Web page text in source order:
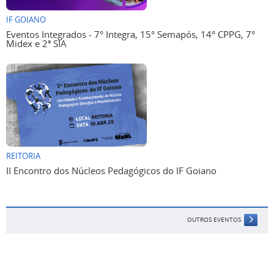
IF GOIANO
Eventos Integrados - 7° Integra, 15° Semapós, 14° CPPG, 7°
Midex e 2ª SIA
REITORIA
II Encontro dos Núcleos Pedagógicos do IF Goiano
OUTROS EVENTOS